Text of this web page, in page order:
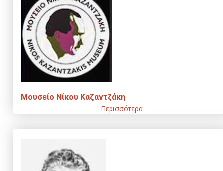
Μουσείο Νίκου Καζαντζάκη
Περισσότερα